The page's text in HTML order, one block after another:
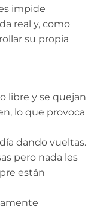
impide
real y, como
su propia
libre y se quejan
lo que provoca
dando vueltas.
pero nada les
están